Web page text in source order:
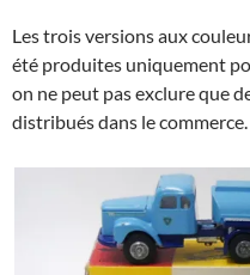
Les trois versions aux
été produites uniquement
on ne peut pas exclure que
distribués dans le commerce.